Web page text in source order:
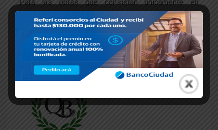
Para las obras que consistan únicamente en
demolición, el monto mínimo requerido será el
estipulado para la OBRA MEDIA (1.800.000 UF),
1.134.360.000